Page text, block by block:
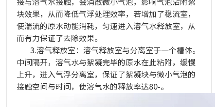
接与溶气水接触，会消散微小气泡，影响气泡沾附絮
块效果，从而降低气浮处理效率，若增加了稳流室，
使湍流的原水动能消耗，匀速进入溶气水释放室，从
而有力保证了去除效果。
3.溶气释放室：溶气释放室与分离室于一个槽体。
中间隔开，溶气水与絮凝完毕的原水在此粘附，缓慢
上升，进入气浮分离室，保证了絮凝块与微小气泡的
接触空间与时间，使溶气水的释放率达80-。